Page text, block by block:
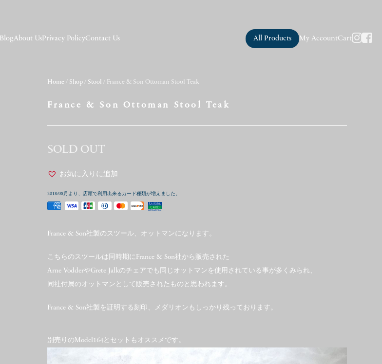
About UsPrivacy PolicyContact Us All Products My AccountCart
Home / Shop / Stool / France & Son Ottoman Stool Teak
France & Son Ottoman Stool Teak
SOLD OUT
お気に入りに追加
2018/08月より、店頭で利用出来るカード種類が増えました。
France & Son社製のスツール、オットマンになります。
こちらのスツールは同時期にFrance & Son社から販売された
Arne VodderやGrete Jalkのチェアでも同じオットマンを使用されている事が多くみられ、
同社付属のオットマンとして販売されたものと思われます。
France & Son社製を証明する刻印、メダリオンもしっかり残っております。
別売りのModel164とセットもオススメです。